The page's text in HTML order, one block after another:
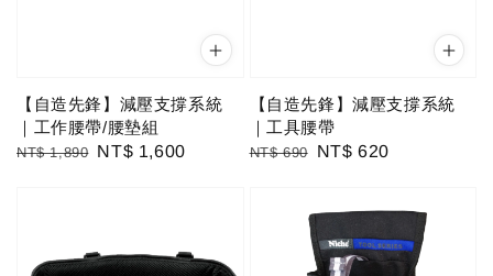
【自造先鋒】減壓支撐系統
｜工作腰帶/腰墊組
Regular
NT$ 1,890 Sale
NT$ 1,600
【自造先鋒】減壓支撐系統
｜工具腰帶
Regular
NT$ 690
Sale
NT$ 620